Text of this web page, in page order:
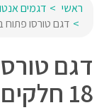
ראשי דגמים
דגם טורסו פתוח בחלק
דגם
18 חלקים 3B Scientific